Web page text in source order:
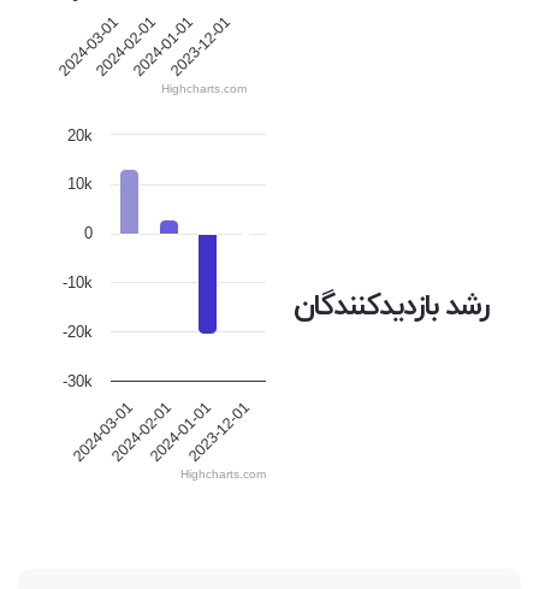
2024-03-012024-02-012024-01-012023-12-01
Highcharts.com
رشد بازدیدکنندگان
2024-03-012024-02-012024-01-012023-12-01
-30k
-20k
-10k
0
10k
20k
Highcharts.com